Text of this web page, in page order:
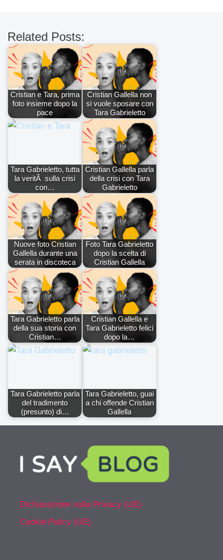
Related Posts:
Cristian e Tara, prima
foto insieme dopo la
pace
Cristian Gallella non
si vuole sposare con
Tara Gabrieletto
Tara Gabrieletto, tutta
la veritÃ sulla crisi
con…
Cristian Gallella parla
della crisi con Tara
Gabrieletto
Nuove foto Cristian
Gallella durante una
serata in discoteca
Foto Tara Gabrieletto
dopo la scelta di
Cristian Gallella
Tara Gabrieletto parla
della sua storia con
Cristian…
Cristian Gallella e
Tara Gabrieletto felici
dopo la…
Tara Gabrieletto parla
del tradimento
(presunto) di…
Tara Gabrieletto, guai
a chi offende Cristian
Gallella
Dichiarazione sulla Privacy (UE)
Cookie Policy (UE)